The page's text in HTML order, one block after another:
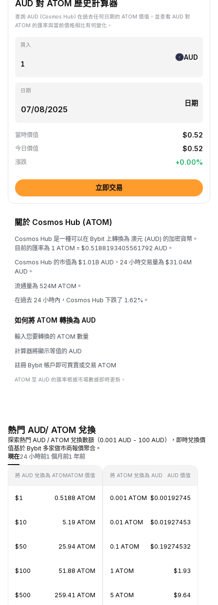
AUD 對 ATOM 歷史計算器
查詢 AUD (Cosmos Hub) 在過去任何日期的 ATOM 價值，並查看 AUD 對
ATOM 的匯率與當前價格相比有何變化。
買入
AUD
日期
日期
當時價值 $0.52
今日價值 $0.52
漲跌 +0.00%
立即交易
關於 Cosmos Hub (ATOM)
Cosmos Hub 是一種可以在 Bybit 上轉換為 澳元 (AUD) 的加密貨幣。
目前的匯率為 1 ATOM = $0.5188193405561792 AUD。
Cosmos Hub 的市值為 $1.01B AUD，24 小時交易量為 $31.04M
AUD。
流通量為 524M ATOM。
在過去 24 小時內，Cosmos Hub 下跌了 1.62%。
如何將 ATOM 轉換為 AUD
輸入您要轉換的 ATOM 數量
計算器將顯示等值的 AUD
註冊 Bybit 帳戶即可買賣或交易 ATOM
ATOM 至 AUD 的匯率根據市場數據即時更新。
熱門 AUD/ ATOM 兌換
探索熱門 AUD / ATOM 兌換數額（0.001 AUD - 100 AUD），即時兌換價
值基於 Bybit 多家做市商報價聚合。
現在24 小時前1 個月前1 年前
將 AUD 兌換為 ATOMATOM 價值
$1 0.5188 ATOM
$10 5.19 ATOM
$50 25.94 ATOM
$100 51.88 ATOM
$500 259.41 ATOM
將 ATOM 兌換為 AUD AUD 價值
0.001 ATOM $0.00192745
0.01 ATOM $0.01927453
0.1 ATOM $0.19274532
1 ATOM $1.93
5 ATOM $9.64